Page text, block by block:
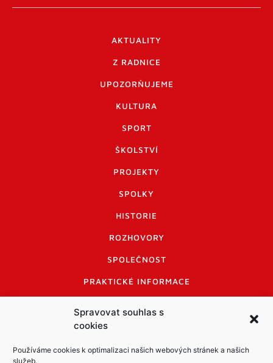
Spravovat souhlas s
cookies
Používáme cookies k optimalizaci našich webových stránek a našich
služeb.
AKTUALITY
Z RADNICE
UPOZORŇUJEME
KULTURA
SPORT
ŠKOLSTVÍ
PROJEKTY
SPOLKY
HISTORIE
ROZHOVORY
SPOLEČNOST
PRAKTICKÉ INFORMACE
INFORMACE A KODEX DISKUTUJÍCÍCH
LOGO A LOGO MANUÁL